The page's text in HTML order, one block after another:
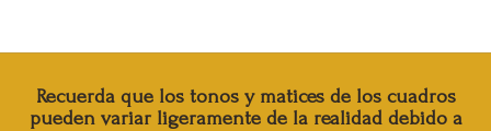
Recuerda que los tonos y matices de los cuadros
pueden variar ligeramente de la realidad debido a